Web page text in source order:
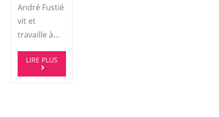
André Fustié
vit et
travaille à…
LIRE PLUS